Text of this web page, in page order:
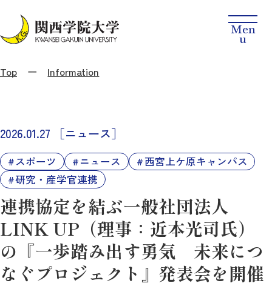
Top Information
2026.01.27 ［ニュース］
スポーツ ニュース
西宮上ケ原キャンパス
研究・産学官連携
連携協定を結ぶ一般社団法人
LINK UP（理事：近本光司氏）
の『一歩踏み出す勇気 未来につ
なぐプロジェクト』発表会を開催